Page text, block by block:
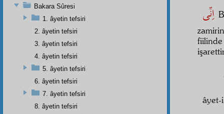
اِنِّى
fiilinde
Bakara Sûresi
1. âyetin tefsiri
2. âyetin tefsiri
3. âyetin tefsiri
4. âyetin tefsiri
5. âyetin tefsiri
6. âyetin tefsiri
7. âyetin tefsiri
8. âyetin tefsiri